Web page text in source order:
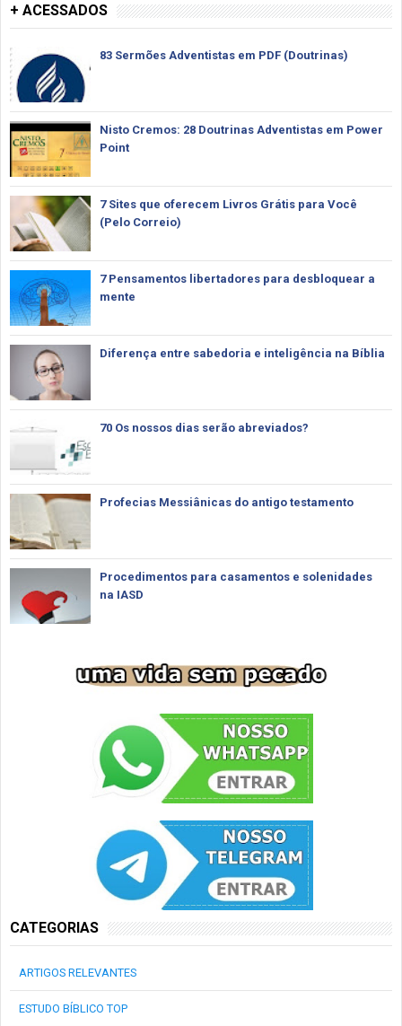
+ ACESSADOS
83 Sermões Adventistas em PDF (Doutrinas)
Nisto Cremos: 28 Doutrinas Adventistas em Power
Point
7 Sites que oferecem Livros Grátis para Você
(Pelo Correio)
7 Pensamentos libertadores para desbloquear a
mente
Diferença entre sabedoria e inteligência na Bíblia
70 Os nossos dias serão abreviados?
Profecias Messiânicas do antigo testamento
Procedimentos para casamentos e solenidades
na IASD
CATEGORIAS
ARTIGOS RELEVANTES
ESTUDO BÍBLICO TOP